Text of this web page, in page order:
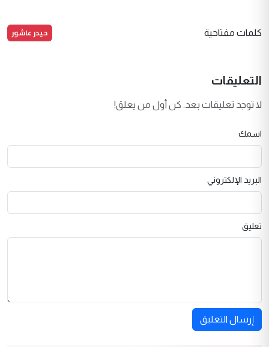
كلمات مفتاحية حيدر عاشور
التعليقات
لا توجد تعليقات بعد. كن أول من يعلق!
اسمك
البريد الإلكتروني
تعليق
إرسال التعليق